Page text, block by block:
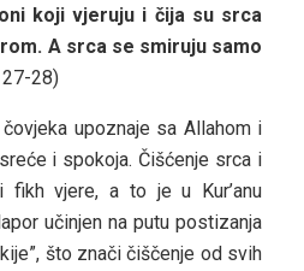
koji vjeruju i čija su srca
A srca se smiruju samo
27-28)
upoznaje sa Allahom i
i spokoja. Čišćenje srca i
fikh vjere, a to je u Kur’anu
učinjen na putu postizanja
što znači čiščenje od svih